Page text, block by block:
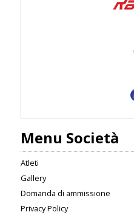
Menu Società
Atleti
Gallery
Domanda di ammissione
Privacy Policy